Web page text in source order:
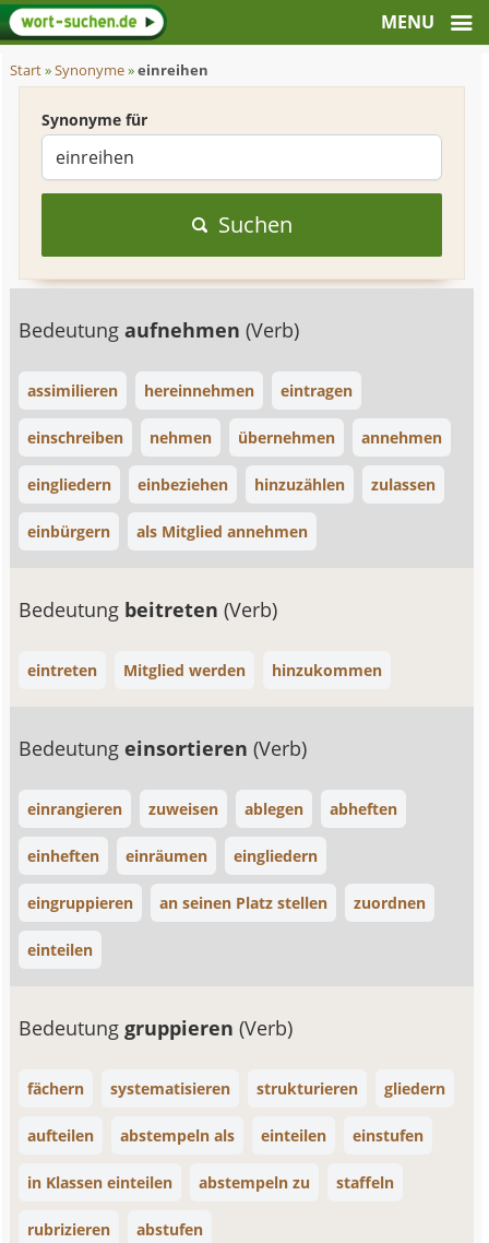
Start»Synonyme»einreihen
Synonyme für
Suchen
Bedeutungaufnehmen(Verb)
assimilieren hereinnehmen eintragen
einschreiben nehmen übernehmen annehmen
eingliedern einbeziehen hinzuzählen zulassen
einbürgern als Mitglied annehmen
Bedeutung beitreten(Verb)
eintreten Mitglied werden hinzukommen
Bedeutungeinsortieren(Verb)
einrangieren zuweisen ablegen abheften
einheften einräumen eingliedern
eingruppieren an seinen Platz stellen zuordnen
einteilen
Bedeutunggruppieren(Verb)
fächern systematisieren strukturieren gliedern
aufteilen abstempeln als einteilen einstufen
in Klassen einteilen abstempeln zu staffeln
rubrizieren abstufen